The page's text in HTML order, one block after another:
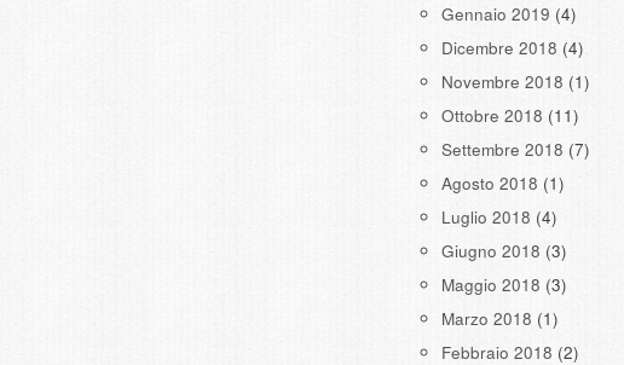
Gennaio 2019 (4)
Dicembre 2018 (4)
Novembre 2018 (1)
Ottobre 2018 (11)
Settembre 2018 (7)
Agosto 2018 (1)
Luglio 2018 (4)
Giugno 2018 (3)
Maggio 2018 (3)
Marzo 2018 (1)
Febbraio 2018 (2)